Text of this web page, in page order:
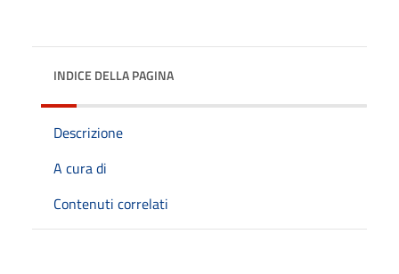
INDICE DELLA PAGINA
Descrizione
A cura di
Contenuti correlati